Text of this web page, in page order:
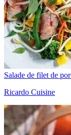
Salade de filet de
Ricardo Cuisine